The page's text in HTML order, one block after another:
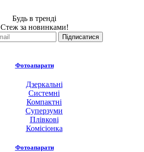
Будь в тренді
Стеж за новинками!
Фотоапарати
Дзеркальні
Системні
Компактні
Суперзуми
Плівкові
Комісіонка
Фотоапарати